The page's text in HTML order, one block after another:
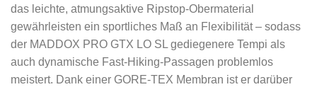
das leichte, atmungsaktive Ripstop-Obermaterial
gewährleisten ein sportliches Maß an Flexibilität – sodass
der MADDOX PRO GTX LO SL gediegenere Tempi als
auch dynamische Fast-Hiking-Passagen problemlos
meistert. Dank einer GORE-TEX Membran ist er darüber